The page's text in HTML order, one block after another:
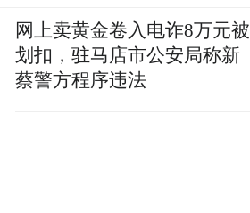
网上卖黄金卷入电诈8万元被
划扣，驻马店市公安局称新
蔡警方程序违法